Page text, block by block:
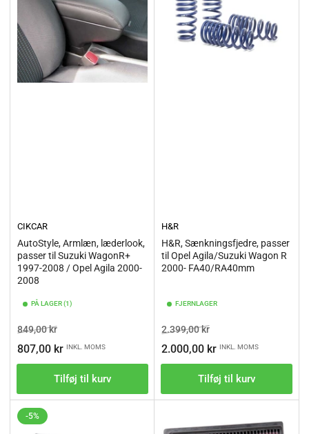
CIKCAR
AutoStyle, Armlæn, læderlook,
passer til Suzuki WagonR+
1997-2008 / Opel Agila 2000-
2008
PÅ LAGER (1)
Vejl.pris
849,00 krTilbudspris
807,00 kr INKL. MOMS
Tilføj til kurv
H&R
H&R, Sænkningsfjedre, passer
til Opel Agila/Suzuki Wagon R
2000- FA40/RA40mm
FJERNLAGER
Vejl.pris
2.399,00 krTilbudspris
2.000,00 kr INKL. MOMS
Tilføj til kurv
-5%